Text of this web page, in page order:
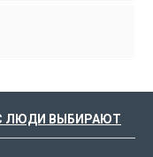
ЛЮДИ ВЫБИРАЮТ